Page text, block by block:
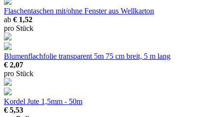
Flaschentaschen mit/ohne Fensteraus Wellkarton
ab € 1,52
pro Stück
Blumenflachfolie transparent 5m 75 cm breit, 5 m lang
€ 2,07
pro Stück
Kordel Jute 1,5mm - 50m
€ 5,53